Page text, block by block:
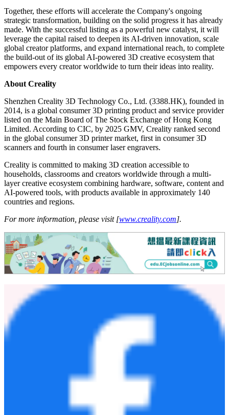
accelerate the three strategic priorities it has already been advancing:
further accelerating AI integration across the consumer 3D creative
process, building on its existing proprietary AI capabilities including
AI-powered modeling, intelligent printing and machine-vision
capabilities; further expanding its global presence, building on its
existing sales network covering 140 countries, to deepen localization
in key overseas markets; and further broadening the creator
economy, scaling the existing Creality Cloud (which already has 6.2
million users) and the newly launched Nexbie into a complete
platform that supports creators from initial idea through to
commercial monetization.
Together, these efforts will accelerate the Company's ongoing
strategic transformation, building on the solid progress it has already
made. With the successful listing as a powerful new catalyst, it will
leverage the capital raised to deepen its AI-driven innovation, scale
global creator platforms, and expand international reach, to complete
the build-out of its global AI-powered 3D creative ecosystem that
empowers every creator worldwide to turn their ideas into reality.
About Creality
Shenzhen Creality 3D Technology Co., Ltd. (3388.HK), founded in
2014, is a global consumer 3D printing product and service provider
listed on the Main Board of The Stock Exchange of Hong Kong
Limited. According to CIC, by 2025 GMV, Creality ranked second
in the global consumer 3D printer market, first in consumer 3D
scanners and fourth in consumer laser engravers.
households, classrooms and creators worldwide through a multi-
layer creative ecosystem combining hardware, software, content and
AI-powered tools, with products available in approximately 140
countries and regions.
For more information, please visit [